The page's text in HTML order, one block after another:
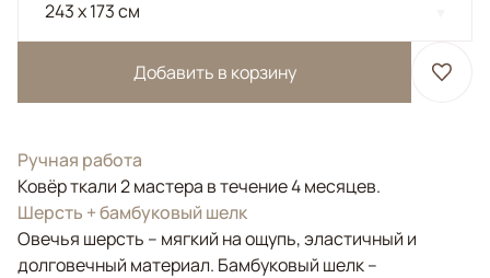
243 x 173 см
Добавить в корзину
Ручная работа
Ковёр ткали 2 мастера в течение 4 месяцев.
Шерсть + бамбуковый шелк
Овечья шерсть – мягкий на ощупь, эластичный и
долговечный материал. Бамбуковый шелк –